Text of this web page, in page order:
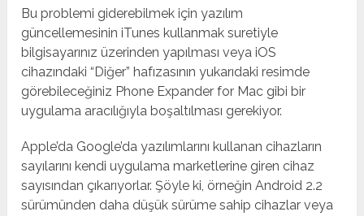
Bu problemi giderebilmek için yazılım
güncellemesinin iTunes kullanmak suretiyle
bilgisayarınız üzerinden yapılması veya iOS
cihazındaki “Diğer” hafızasının yukarıdaki resimde
görebileceğiniz Phone Expander for Mac gibi bir
uygulama aracılığıyla boşaltılması gerekiyor.
Apple’da Google’da yazılımlarını kullanan cihazların
sayılarını kendi uygulama marketlerine giren cihaz
sayısından çıkarıyorlar. Şöyle ki, örneğin Android 2.2
sürümünden daha düşük sürüme sahip cihazlar veya